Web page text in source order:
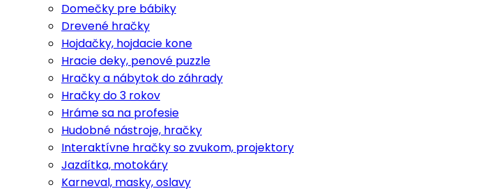
Domečky pre bábiky
Drevené hračky
Hojdačky, hojdacie kone
Hracie deky, penové puzzle
Hračky a nábytok do záhrady
Hračky do 3 rokov
Hráme sa na profesie
Hudobné nástroje, hračky
Interaktívne hračky so zvukom, projektory
Jazdítka, motokáry
Karneval, masky, oslavy